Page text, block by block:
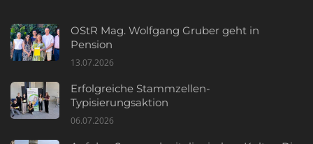
OStR Mag. Wolfgang Gruber geht in
Pension
13.07.2026
Erfolgreiche Stammzellen-
Typisierungsaktion
06.07.2026